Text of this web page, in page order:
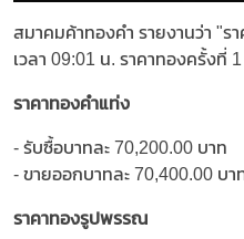
สมาคมค้าทองคำ รายงานว่า "
เวลา 09:01 น. ราคาทองครั้งที่
ราคาทองคำแท่ง
- รับซื้อบาทละ 70,200.00 บาท
- ขายออกบาทละ 70,400.00 บา
ราคาทองรูปพรรณ